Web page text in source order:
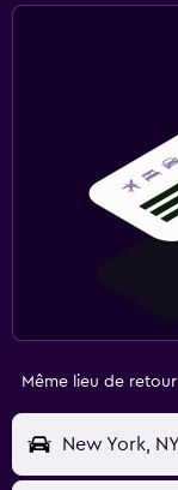
Même lieu de retour